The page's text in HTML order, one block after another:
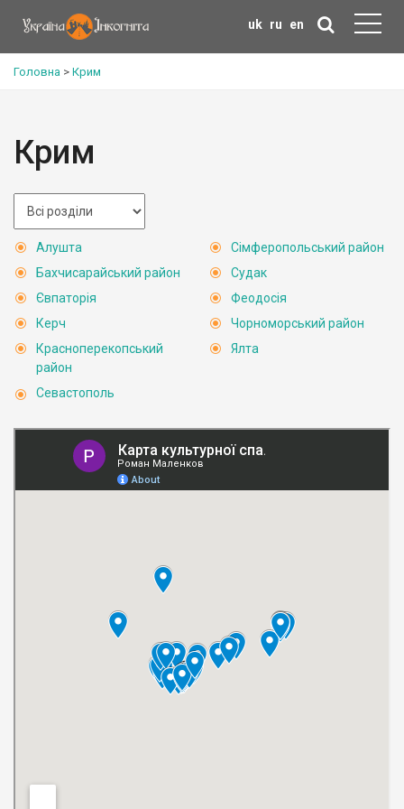
uk ru en
Головна > Крим
Крим
Алушта
Бахчисарайський район
Євпаторія
Керч
Красноперекопський
район
Севастополь
Сімферопольський район
Судак
Феодосія
Чорноморський район
Ялта